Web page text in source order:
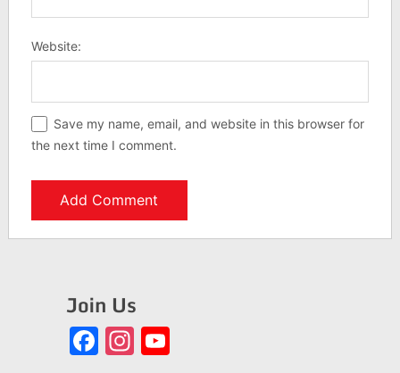
Website:
Save my name, email, and website in this browser for
the next time I comment.
Join Us
Facebook
Instagram
YouTube